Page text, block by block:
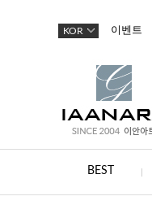
KOR 이벤트
BEST